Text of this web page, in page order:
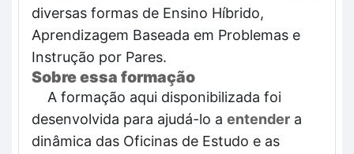
diversas formas de Ensino Híbrido,
Aprendizagem Baseada em Problemas e
Instrução por Pares.
Sobre essa formação
A formação aqui disponibilizada foi
desenvolvida para ajudá-lo a entender a
dinâmica das Oficinas de Estudo e as